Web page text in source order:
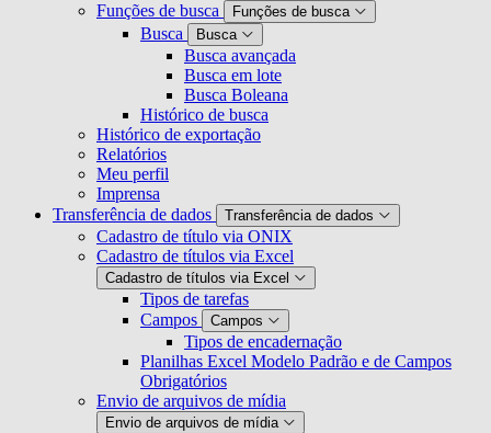
Funções de busca
Funções de busca
Busca Busca
Busca avançada
Busca em lote
Busca Boleana
Histórico de busca
Histórico de exportação
Relatórios
Meu perfil
Imprensa
Transferência de dados
Transferência de dados
Cadastro de título via ONIX
Cadastro de títulos via Excel
Cadastro de títulos via Excel
Tipos de tarefas
Campos
Campos
Tipos de encadernação
Planilhas Excel Modelo Padrão e de Campos
Obrigatórios
Envio de arquivos de mídia
Envio de arquivos de mídia